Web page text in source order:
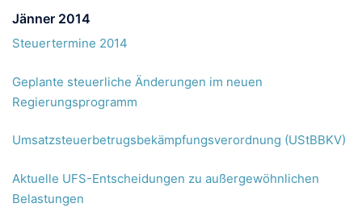
Jänner 2014
Steuertermine 2014
Geplante steuerliche Änderungen im neuen
Regierungsprogramm
Umsatzsteuerbetrugsbekämpfungsverordnung (UStBBKV)
Aktuelle UFS-Entscheidungen zu außergewöhnlichen
Belastungen